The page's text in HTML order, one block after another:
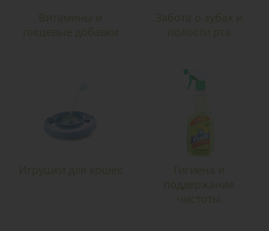
Витамины и
пищевые добавки
Забота о зубах и
полости рта
Игрушки для кошек
Гигиена и
поддержание
чистоты